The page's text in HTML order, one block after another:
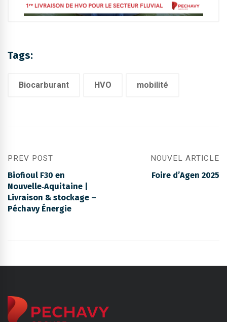
Tags:
Biocarburant HVO mobilité
PREV POST
Biofioul F30 en
Nouvelle‑Aquitaine |
Livraison & stockage –
Péchavy Énergie
NOUVEL ARTICLE
Foire d’Agen 2025